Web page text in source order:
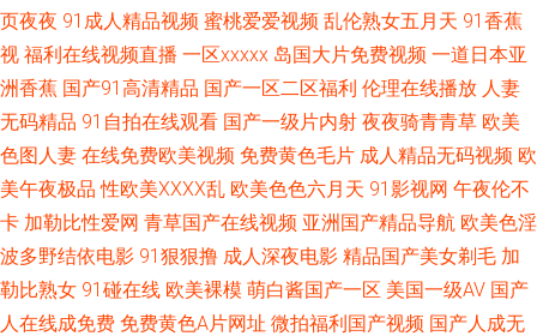
频 片多多影院 亚洲色天堂网色噜噜 免费播放片大片电视剧 成全世界免费高
清观看 欧美日韩在线免费观着 在线观看片免 国产精品久久久久久99人妻绯
闻 欧美极品一区 亚洲韩国最新版片 超碰操人妻 久精品无码一本久久 日韩一
区二区中文 91n在线网站 国产人成网在 欧洲精品店av 亚洲精品福利 成年免
费a 精品人妻久久观看 日韩熟女AⅤ视频 在线日韩成人 国产精品99久 欧美刺
页夜夜 91成人精品视频 蜜桃爱爱视频 乱伦熟女五月天 91香蕉
视 福利在线视频直播 一区xxxxx 岛国大片免费视频 一道日本亚
洲香蕉 国产91高清精品 国产一区二区福利 伦理在线播放 人妻
无码精品 91自拍在线观看 国产一级片内射 夜夜骑青青草 欧美
色图人妻 在线免费欧美视频 免费黄色毛片 成人精品无码视频 欧
美午夜极品 性欧美ⅩⅩⅩⅩ乱 欧美色色六月天 91影视网 午夜伦不
卡 加勒比性爱网 青草国产在线视频 亚洲国产精品导航 欧美色淫
波多野结依电影 91狠狠撸 成人深夜电影 精品国产美女剃毛 加
勒比熟女 91碰在线 欧美裸模 萌白酱国产一区 美国一级AV 国产
人在线成免费 免费黄色A片网址 微拍福利国产视频 国产人成无